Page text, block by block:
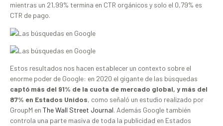
mientras un 21,99% termina en CTR orgánicos y solo el 0,79% es
CTR de pago.
Estos resultados nos hacen establecer un contexto sobre el
enorme poder de Google: en 2020 el gigante de las búsquedas
captó más del 91% de la cuota de mercado global, y más del
87% en Estados Unidos, como señaló un estudio realizado por
GroupM en The Wall Street Journal. Además Google también
controla una parte masiva de toda la publicidad en Estados